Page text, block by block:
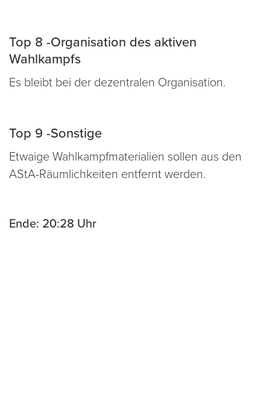
Top 8 -Organisation des aktiven
Wahlkampfs
Es bleibt bei der dezentralen Organisation.
Top 9 -Sonstige
Etwaige Wahlkampfmaterialien sollen aus den
AStA-Räumlichkeiten entfernt werden.
Ende: 20:28 Uhr